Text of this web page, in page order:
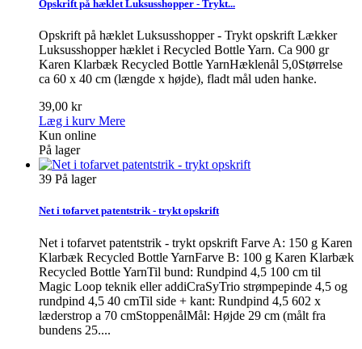
Opskrift på hæklet Luksusshopper - Trykt...
Opskrift på hæklet Luksusshopper - Trykt opskrift Lækker
Luksusshopper hæklet i Recycled Bottle Yarn. Ca 900 gr
Karen Klarbæk Recycled Bottle YarnHæklenål 5,0Størrelse
ca 60 x 40 cm (længde x højde), fladt mål uden hanke.
39,00 kr
Læg i kurv Mere
Kun online
På lager
39 På lager
Net i tofarvet patentstrik - trykt opskrift
Net i tofarvet patentstrik - trykt opskrift Farve A: 150 g Karen
Klarbæk Recycled Bottle YarnFarve B: 100 g Karen Klarbæk
Recycled Bottle YarnTil bund: Rundpind 4,5 100 cm til
Magic Loop teknik eller addiCraSyTrio strømpepinde 4,5 og
rundpind 4,5 40 cmTil side + kant: Rundpind 4,5 602 x
læderstrop a 70 cmStoppenålMål: Højde 29 cm (målt fra
bundens 25....